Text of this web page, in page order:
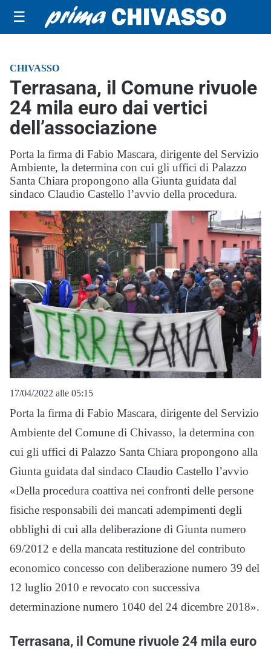
☰
CHIVASSO
Terrasana, il Comune rivuole
24 mila euro dai vertici
dell’associazione
Porta la firma di Fabio Mascara, dirigente del Servizio
Ambiente, la determina con cui gli uffici di Palazzo
Santa Chiara propongono alla Giunta guidata dal
sindaco Claudio Castello l’avvio della procedura.
17/04/2022 alle 05:15
Porta la firma di Fabio Mascara, dirigente del Servizio
Ambiente del Comune di Chivasso, la determina con
cui gli uffici di Palazzo Santa Chiara propongono alla
Giunta guidata dal sindaco Claudio Castello l’avvio
«Della procedura coattiva nei confronti delle persone
fisiche responsabili dei mancati adempimenti degli
obblighi di cui alla deliberazione di Giunta numero
69/2012 e della mancata restituzione del contributo
economico concesso con deliberazione numero 39 del
12 luglio 2010 e revocato con successiva
determinazione numero 1040 del 24 dicembre 2018».
Terrasana, il Comune rivuole 24 mila euro